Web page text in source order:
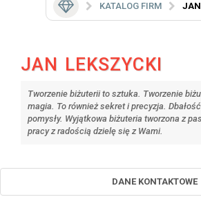
KATALOG FIRM JAN
JAN LEKSZYCKI
Tworzenie biżuterii to sztuka. Tworzenie
magia. To również sekret i precyzja.
pomysły. Wyjątkowa biżuteria tworzona z
pracy z radością dzielę się z Wami.
DANE KONTAKTOWE